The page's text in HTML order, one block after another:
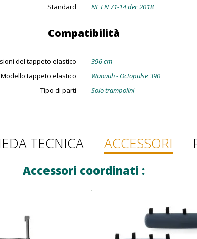
Standard
NF EN 71-14 dec 2018
Compatibilità
del tappeto elastico
396 cm
Modello tappeto elastico
Waouuh - Octopulse 390
Tipo di parti
Solo trampolini
TECNICA ACCESSORI
Accessori coordinati :